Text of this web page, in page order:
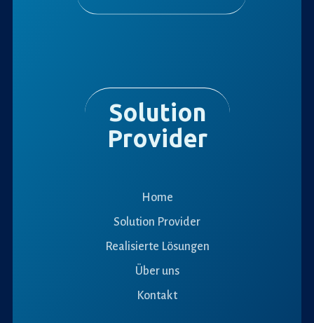
Solution
Provider
Home
Solution Provider
Realisierte Lösungen
Über uns
Kontakt